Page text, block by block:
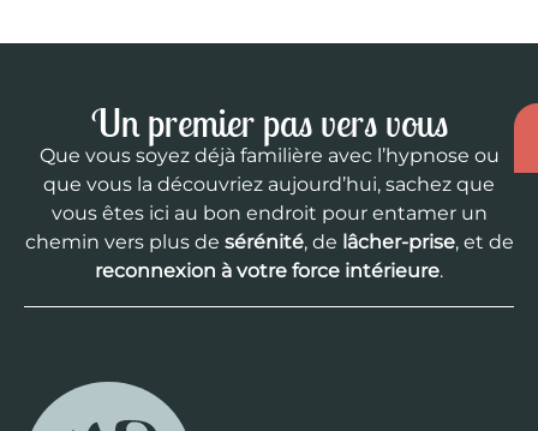
Un premier pas vers vous
Que vous soyez déjà familière avec l’hypnose ou
que vous la découvriez aujourd’hui, sachez que
vous êtes ici au bon endroit pour entamer un
chemin vers plus de sérénité, de lâcher-prise, et de
reconnexion à votre force intérieure.